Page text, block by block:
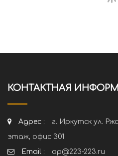
КОНТАКТНАЯ
Адрес :
г. Иркутск ул.
этаж, офис 301
Email :
ap@223-223.ru